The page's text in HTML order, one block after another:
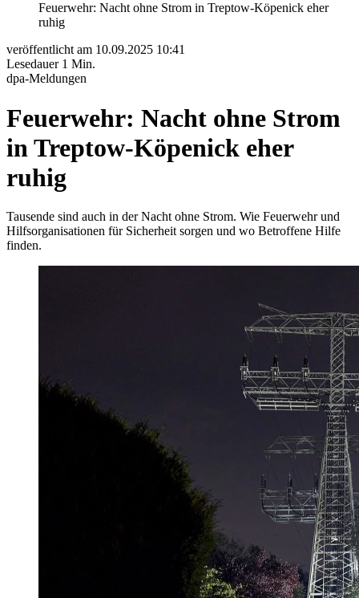
Feuerwehr: Nacht ohne Strom in Treptow-Köpenick eher
ruhig
veröffentlicht am 10.09.2025 10:41
Lesedauer 1 Min.
dpa-Meldungen
Feuerwehr: Nacht ohne Strom
in Treptow-Köpenick eher
ruhig
Tausende sind auch in der Nacht ohne Strom. Wie Feuerwehr und
Hilfsorganisationen für Sicherheit sorgen und wo Betroffene Hilfe
finden.